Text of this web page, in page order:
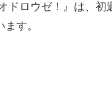
ドロウゼ！』は、
す。